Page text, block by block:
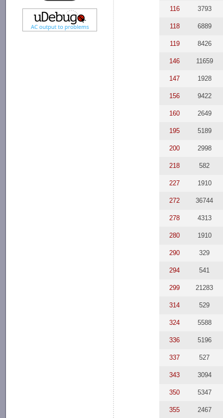
116 3793
118 6889
119 8426
146 11659
147 1928
156 9422
160 2649
195 5189
200 2998
218 582
227 1910
272 36744
278 4313
280 1910
290 329
294 541
299 21283
314 529
324 5588
336 5196
337 527
343 3094
350 5347
355 2467